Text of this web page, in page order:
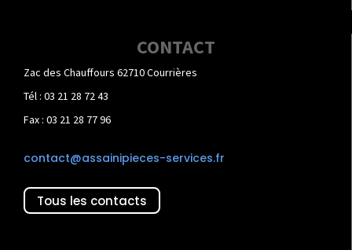
CONTACT
Zac des Chauffours 62710 Courrières
Tél : 03 21 28 72 43
Fax : 03 21 28 77 96
contact@assainipieces-services.fr
Tous les contacts